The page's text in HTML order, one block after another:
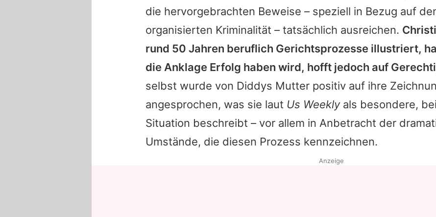
die hervorgebrachten Beweise – speziell in Bezug auf
organisierten Kriminalität – tatsächlich ausreichen.
rund 50 Jahren beruflich Gerichtsprozesse illustriert,
die Anklage Erfolg haben wird, hofft jedoch auf
selbst wurde von Diddys Mutter positiv auf ihre
angesprochen, was sie laut Us Weeklyals besondere,
Situation beschreibt – vor allem in Anbetracht der
Umstände, die diesen Prozess kennzeichnen.
Anzeige